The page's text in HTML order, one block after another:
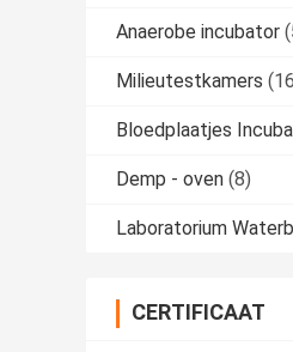
Anaerobe incubator
Milieutestkamers
Bloedplaatjes
Demp - oven (8)
Laboratorium
CERTIFICAAT